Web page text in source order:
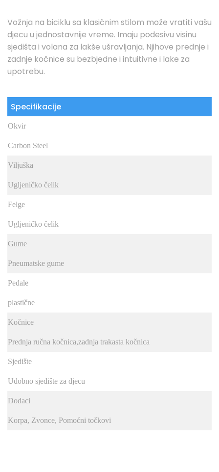
Vožnja na biciklu sa klasičnim stilom može vratiti vašu
djecu u jednostavnije vreme. Imaju podesivu visinu
sjedišta i volana za lakše ušravljanja. Njihove prednje i
zadnje kočnice su bezbjedne i intuitivne i lake za
upotrebu.
Specifikacije
Okvir
Carbon Steel
Viljuška
Ugljeničko čelik
Felge
Ugljeničko čelik
Gume
Pneumatske gume
Pedale
plastične
Kočnice
Prednja ručna kočnica,zadnja trakasta kočnica
Sjedište
Udobno sjedište za djecu
Dodaci
Korpa, Zvonce, Pomoćni točkovi